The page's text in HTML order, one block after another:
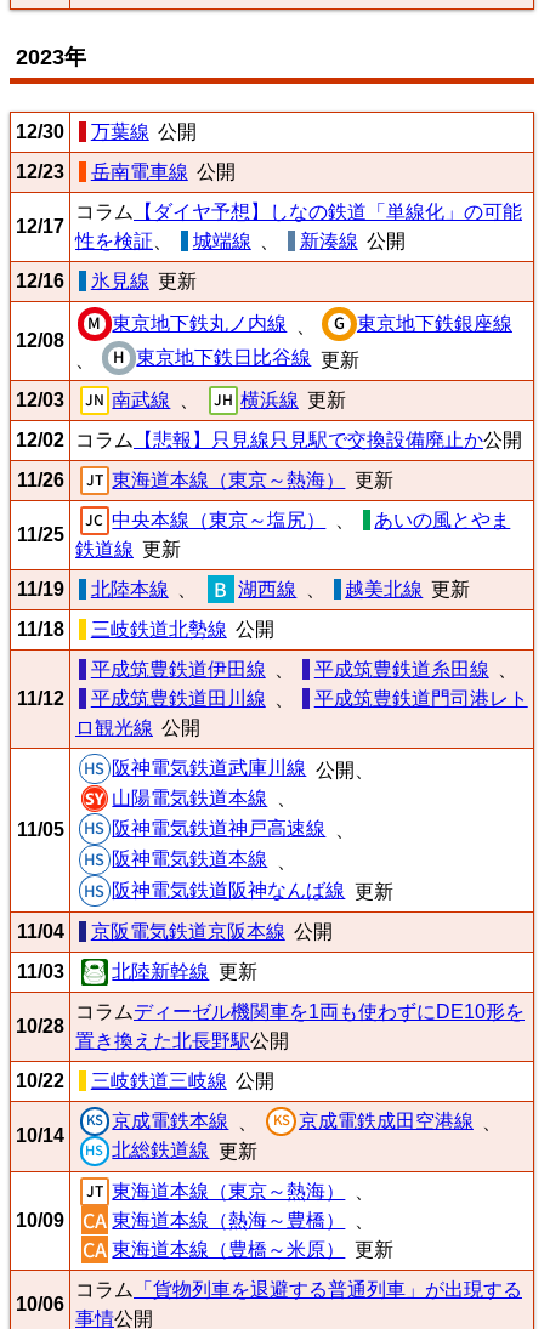
2023年
12/30 万葉線 公開
12/23
岳南電車線 公開
12/17
コラム
【ダイヤ予想】しなの鉄道「単線化」の可能
性を検証
城端線 新湊線 公開
12/16
氷見線 更新
12/08
東京地下鉄丸ノ内線
東京地下鉄銀座線
東京地下鉄日比谷線 更新
12/03
南武線 横浜線 更新
12/02
コラム 【悲報】只見線只見駅で交換設備廃止か公開
11/26
東海道本線（東京～熱海） 更新
11/25
中央本線（東京～塩尻）
あいの風とやま
鉄道線 更新
11/19
北陸本線 湖西線 越美北線 更新
11/18
三岐鉄道北勢線 公開
11/12
平成筑豊鉄道伊田線 平成筑豊鉄道糸田線
平成筑豊鉄道田川線
平成筑豊鉄道門司港レト
ロ観光線 公開
11/05
阪神電気鉄道武庫川線 公開、
山陽電気鉄道本線
阪神電気鉄道神戸高速線
阪神電気鉄道本線
阪神電気鉄道阪神なんば線 更新
11/04
京阪電気鉄道京阪本線 公開
11/03
北陸新幹線 更新
10/28
コラムディーゼル機関車を1両も使わずにDE10形を
置き換えた北長野駅公開
10/22
三岐鉄道三岐線 公開
10/14
京成電鉄本線 京成電鉄成田空港線
北総鉄道線 更新
10/09
東海道本線（東京～熱海）
東海道本線（熱海～豊橋）
東海道本線（豊橋～米原）
更新
10/06
コラム
「貨物列車を退避する普通列車」が出現する
事情公開